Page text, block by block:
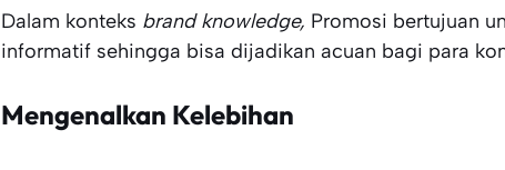
Dalam konteks brand knowledge, Promosi bertujuan
informatif sehingga bisa dijadikan acuan bagi para
Mengenalkan Kelebihan